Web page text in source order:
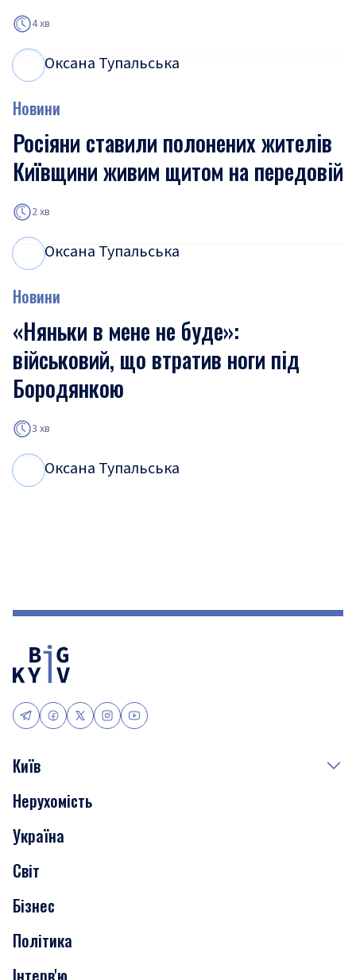
4 хв
Оксана Тупальська
Новини
Росіяни ставили полонених жителів
Київщини живим щитом на передовій
2 хв
Оксана Тупальська
Новини
«Няньки в мене не буде»:
військовий, що втратив ноги під
Бородянкою
3 хв
Оксана Тупальська
Київ
Події
Скандали
Нерухомість
Транспорт
Нерухомість
Україна
Світ
Бізнес
Політика
Інтерв'ю